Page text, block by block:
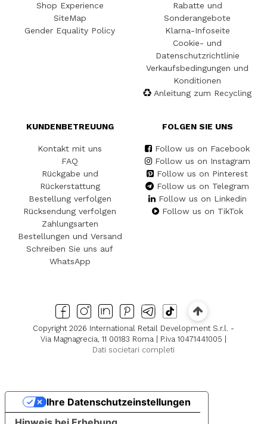
Shop Experience
SiteMap
Gender Equality Policy
Rabatte und
Sonderangebote
Klarna-Infoseite
Cookie- und
Datenschutzrichtlinie
Verkaufsbedingungen und
Konditionen
Anleitung zum Recycling
KUNDENBETREUUNG
Kontakt mit uns
FAQ
Rückgabe und
Rückerstattung
Bestellung verfolgen
Rücksendung verfolgen
Zahlungsarten
Bestellungen und Versand
Schreiben Sie uns auf
WhatsApp
FOLGEN SIE UNS
Follow us on Facebook
Follow us on Instagram
Follow us on Pinterest
Follow us on Telegram
Follow us on Linkedin
Follow us on TikTok
Copyright 2026 International Retail Development S.r.l. -
Via Magnagrecia, 11 00183 Roma | P.iva 10471441005 |
Dati societari completi
Ihre Datenschutzeinstellungen